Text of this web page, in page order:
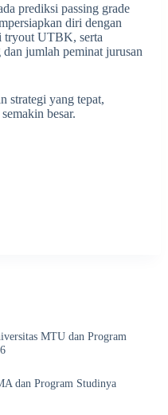
prediksi passing grade
diri dengan
tryout UTBK, serta
jumlah peminat jurusan
strategi yang tepat,
besar.
MTU dan Program
dan Program Studinya